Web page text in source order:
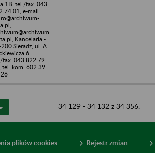
1B, tel./fax: 043
74 01; e-mail:
Kancelaria -
Sieradz, ul. A.
6,
fax: 043 822 79
tel. kom. 602 39
34 129 - 34 132 z 34 356.
plików cookies Rejestr zmian